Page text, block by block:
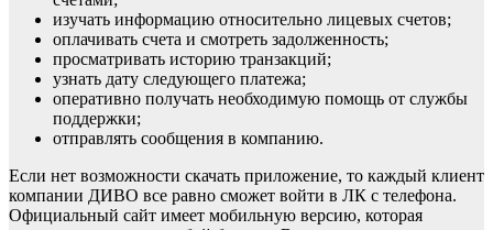
изучать информацию относительно лицевых счетов;
оплачивать счета и смотреть задолженность;
просматривать историю транзакций;
узнать дату следующего платежа;
оперативно получать необходимую помощь от службы
поддержки;
отправлять сообщения в компанию.
Если нет возможности скачать приложение, то каждый клиент
компании ДИВО все равно сможет войти в ЛК с телефона.
Официальный сайт имеет мобильную версию, которая